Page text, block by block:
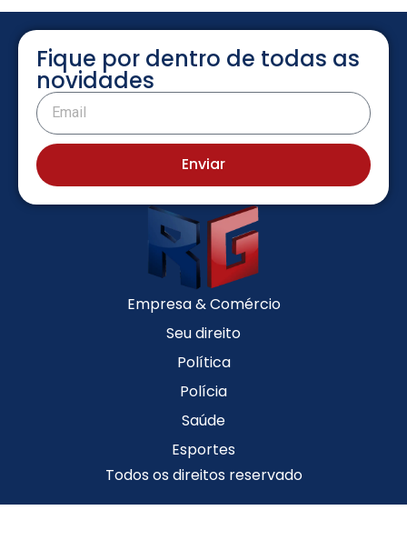
Fique por dentro de todas as
novidades
Enviar
Empresa & Comércio
Seu direito
Política
Polícia
Saúde
Esportes
Todos os direitos reservado